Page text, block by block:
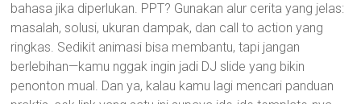
bahasa jika diperlukan. PPT? Gunakan alur cerita yang jelas:
masalah, solusi, ukuran dampak, dan call to action yang
ringkas. Sedikit animasi bisa membantu, tapi jangan
berlebihan—kamu nggak ingin jadi DJ slide yang bikin
penonton mual. Dan ya, kalau kamu lagi mencari panduan